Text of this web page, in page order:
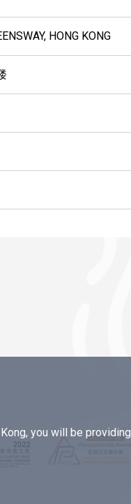
HONG KONG
you will be